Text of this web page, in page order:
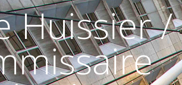
Huissier /